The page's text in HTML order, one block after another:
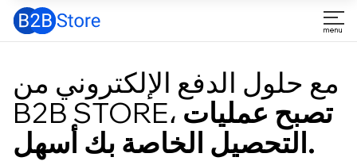
مع حلول الدفع الإلكتروني من
B2B STORE،
التحصيل الخاصة بك أسهل.